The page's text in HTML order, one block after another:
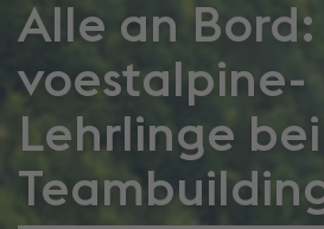
Alle an Bord:
voestalpine-
Lehrlinge